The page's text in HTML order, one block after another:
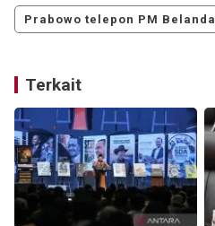
Prabowo telepon PM Belanda
Terkait